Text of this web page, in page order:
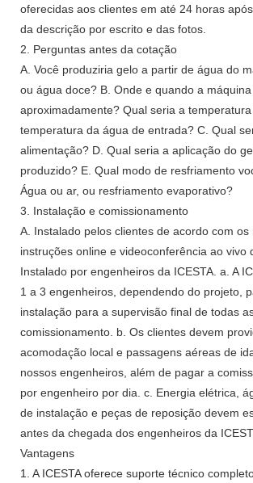
oferecidas aos clientes em até 24 horas
da descrição por escrito e das fotos.
2. Perguntas antes da cotação
A. Você produziria gelo a partir de água do
ou água doce? B. Onde e quando a máquina
aproximadamente? Qual seria a
temperatura da água de entrada? C. Qual
alimentação? D. Qual seria a aplicação do
produzido? E. Qual modo de resfriamento
Água ou ar, ou resfriamento evaporativo?
3. Instalação e comissionamento
A. Instalado pelos clientes de acordo com os
instruções online e videoconferência ao vivo
Instalado por engenheiros da ICESTA. a. A
1 a 3 engenheiros, dependendo do projeto,
instalação para a supervisão final de todas
comissionamento. b. Os clientes devem
acomodação local e passagens aéreas de
nossos engenheiros, além de pagar a
por engenheiro por dia. c. Energia elétrica,
de instalação e peças de reposição devem
antes da chegada dos engenheiros da
Vantagens
1. A ICESTA oferece suporte técnico